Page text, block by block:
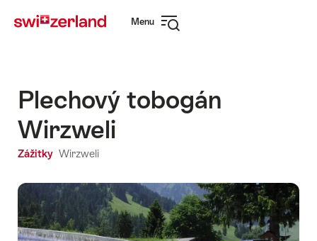
navigation
Menu
Plechový tobogán
Wirzweli
Zážitky Wirzweli